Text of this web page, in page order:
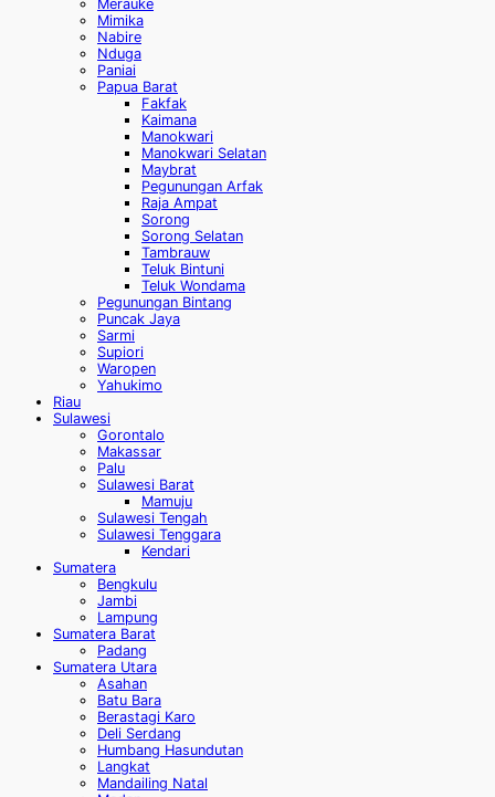
Merauke
Mimika
Nabire
Nduga
Paniai
Papua Barat
Fakfak
Kaimana
Manokwari
Manokwari Selatan
Maybrat
Pegunungan Arfak
Raja Ampat
Sorong
Sorong Selatan
Tambrauw
Teluk Bintuni
Teluk Wondama
Pegunungan Bintang
Puncak Jaya
Sarmi
Supiori
Waropen
Yahukimo
Riau
Sulawesi
Gorontalo
Makassar
Palu
Sulawesi Barat
Mamuju
Sulawesi Tengah
Sulawesi Tenggara
Kendari
Sumatera
Bengkulu
Jambi
Lampung
Sumatera Barat
Padang
Sumatera Utara
Asahan
Batu Bara
Berastagi Karo
Deli Serdang
Humbang Hasundutan
Langkat
Mandailing Natal